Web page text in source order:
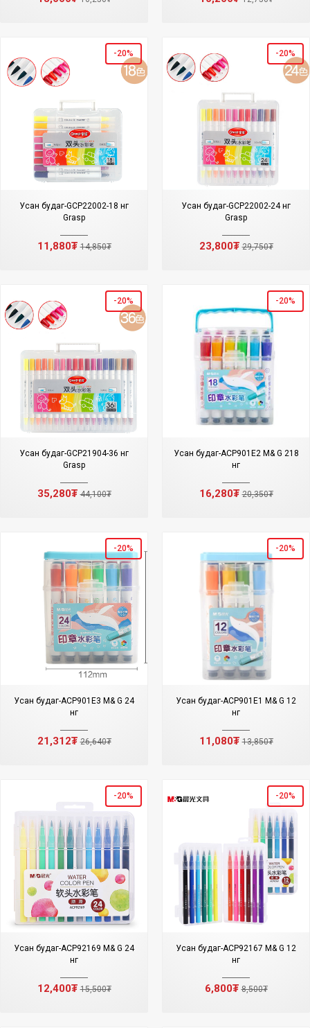
-20%
Усан будаг-GCP22002-18 өнгө
Grasp
11,880₮14,850₮
-20%
Усан будаг-GCP22002-24 өнгө
Grasp
23,800₮29,750₮
-20%
Усан будаг-GCP21904-36 өнгө
Grasp
35,280₮44,100₮
-20%
Усан будаг-ACP901E2 M& G 218
өнгө
16,280₮20,350₮
-20%
Усан будаг-ACP901E3 M& G 24
өнгө
21,312₮26,640₮
-20%
Усан будаг-ACP901E1 M& G 12
өнгө
11,080₮13,850₮
-20%
Усан будаг-ACP92169 M& G 24
өнгө
12,400₮15,500₮
-20%
Усан будаг-ACP92167 M& G 12
өнгө
6,800₮8,500₮